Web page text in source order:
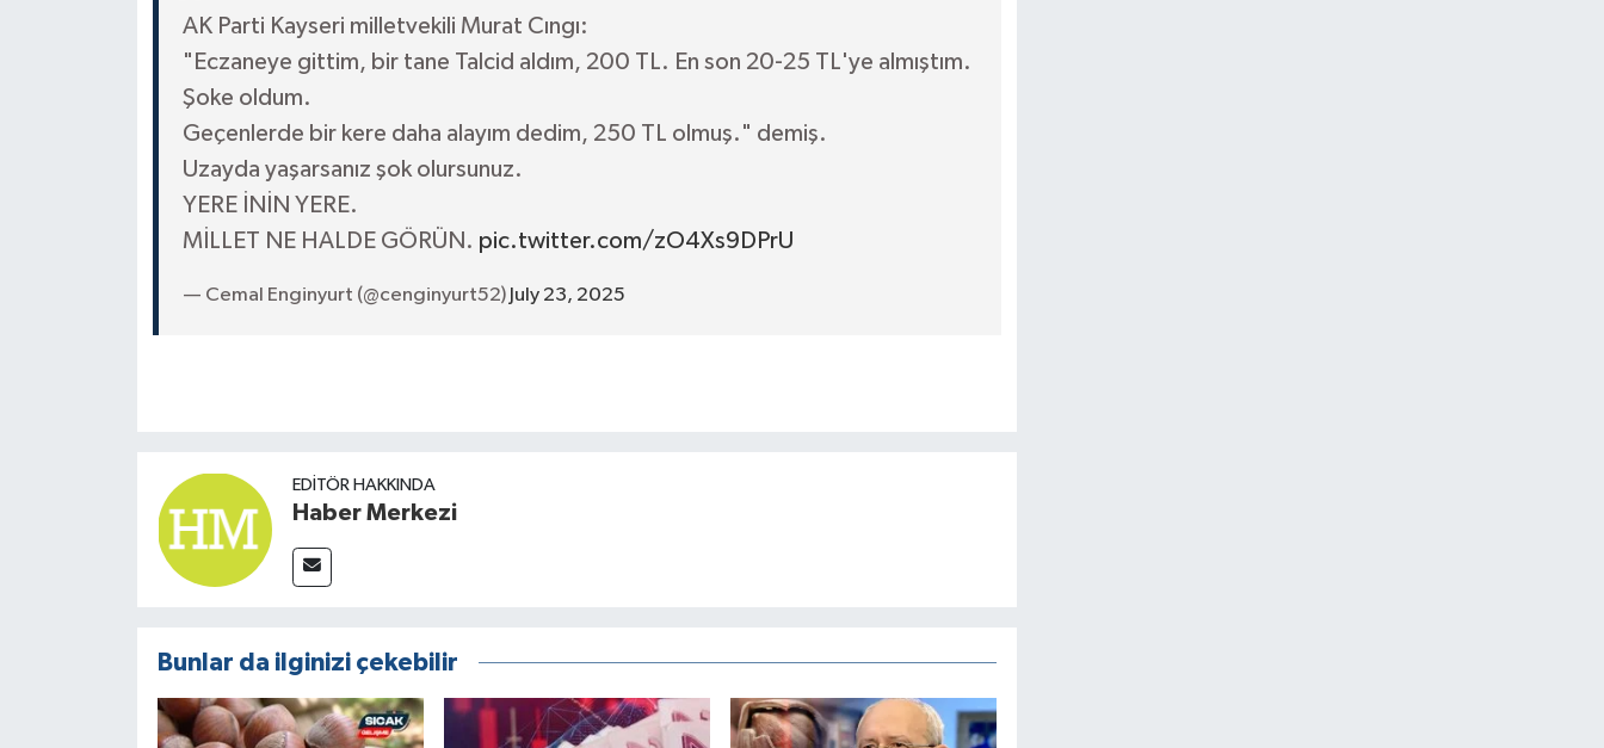
AK Parti Kayseri milletvekili Murat Cıngı:
"Eczaneye gittim, bir tane Talcid aldım, 200 TL. En son 20-25 TL'ye almıştım.
Şoke oldum.
Geçenlerde bir kere daha alayım dedim, 250 TL olmuş." demiş.
Uzayda yaşarsanız şok olursunuz.
YERE İNİN YERE.
MİLLET NE HALDE GÖRÜN. pic.twitter.com/zO4Xs9DPrU
— Cemal Enginyurt (@cenginyurt52) July 23, 2025
EDITÖR HAKKINDA
Haber Merkezi
Bunlar da ilginizi çekebilir